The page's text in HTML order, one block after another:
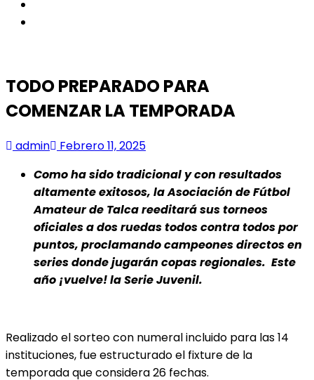
TODO PREPARADO PARA
COMENZAR LA TEMPORADA
admin
Febrero 11, 2025
Como ha sido tradicional y con resultados
altamente exitosos, la Asociación de Fútbol
Amateur de Talca reeditará sus torneos
oficiales a dos ruedas todos contra todos por
puntos, proclamando campeones directos en
series donde jugarán copas regionales. Este
año ¡vuelve! la Serie Juvenil.
Realizado el sorteo con numeral incluido para las 14
instituciones, fue estructurado el fixture de la
temporada que considera 26 fechas.